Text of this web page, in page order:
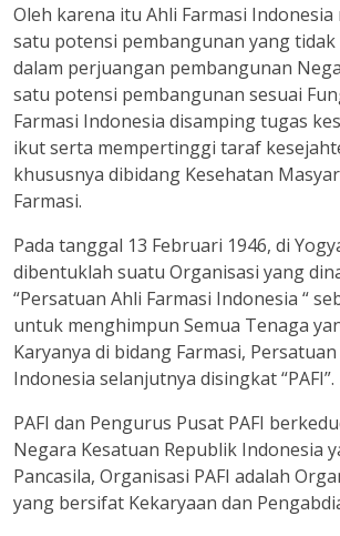
Oleh karena itu Ahli Farmasi
satu potensi pembangunan yang
dalam perjuangan pembangunan
satu potensi pembangunan sesuai
Farmasi Indonesia disamping tugas
ikut serta mempertinggi taraf
khususnya dibidang Kesehatan
Farmasi.
Pada tanggal 13 Februari 1946, di
dibentuklah suatu Organisasi yang
“Persatuan Ahli Farmasi Indonesia “
untuk menghimpun Semua Tenaga
Karyanya di bidang Farmasi,
Indonesia selanjutnya disingkat “PAFI”.
PAFI dan Pengurus Pusat PAFI
Negara Kesatuan Republik Indonesia
Pancasila, Organisasi PAFI adalah
yang bersifat Kekaryaan dan